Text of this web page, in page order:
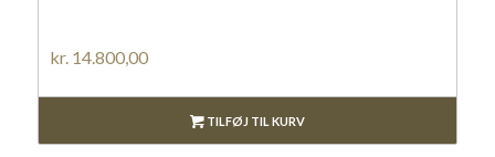
kr. 14.800,00
TILFØJ TIL KURV